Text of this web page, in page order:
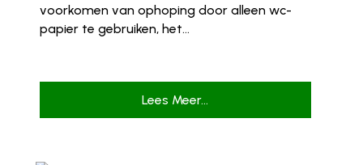
voorkomen van ophoping door alleen wc-
papier te gebruiken, het...
Lees Meer...